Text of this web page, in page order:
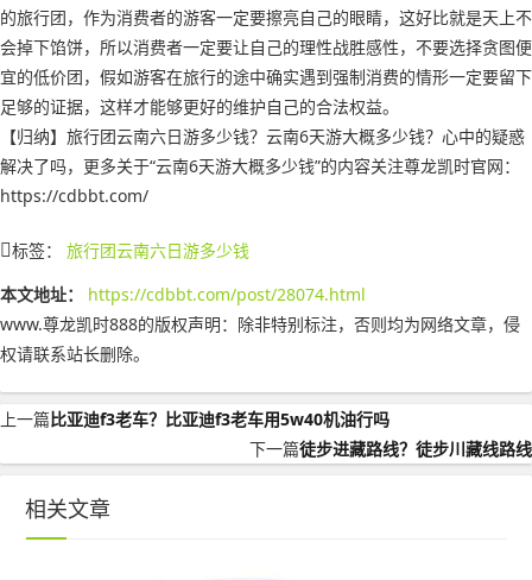
的旅行团，作为消费者的游客一定要擦亮自己的眼睛，这好比就是天上不
会掉下馅饼，所以消费者一定要让自己的理性战胜感性，不要选择贪图便
宜的低价团，假如游客在旅行的途中确实遇到强制消费的情形一定要留下
足够的证据，这样才能够更好的维护自己的合法权益。
【归纳】旅行团云南六日游多少钱？云南6天游大概多少钱？心中的疑惑
解决了吗，更多关于“云南6天游大概多少钱”的内容关注尊龙凯时官网：
https://cdbbt.com/
标签： 旅行团云南六日游多少钱
本文地址：
https://cdbbt.com/post/28074.html
www.尊龙凯时888的版权声明： 除非特别标注，否则均为网络文章，侵
权请联系站长删除。
上一篇比亚迪f3老车？比亚迪f3老车用5w40机油行吗
下一篇徒步进藏路线？徒步川藏线路线
相关文章